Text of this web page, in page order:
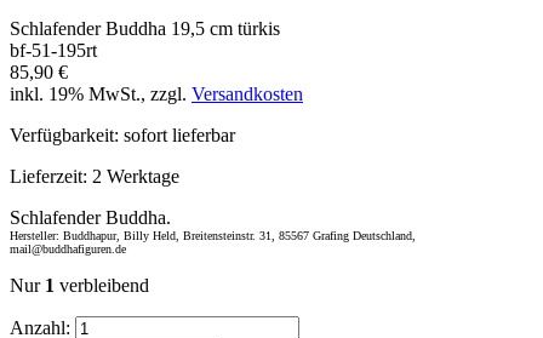
Schlafender Buddha 19,5 cm türkis
bf-51-195rt
85,90 €
inkl. 19% MwSt., zzgl. Versandkosten
Verfügbarkeit: sofort lieferbar
Lieferzeit: 2 Werktage
Schlafender Buddha.
Hersteller: Buddhapur, Billy Held, Breitensteinstr. 31, 85567 Grafing Deutschland,
mail@buddhafiguren.de
Nur 1 verbleibend
Anzahl: